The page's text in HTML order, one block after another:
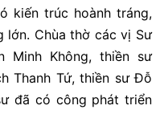
kiến trúc hoành tráng,
lớn. Chùa thờ các vị Sư
Minh Không, thiền sư
Thanh Tứ, thiền sư Đỗ
đã có công phát triển